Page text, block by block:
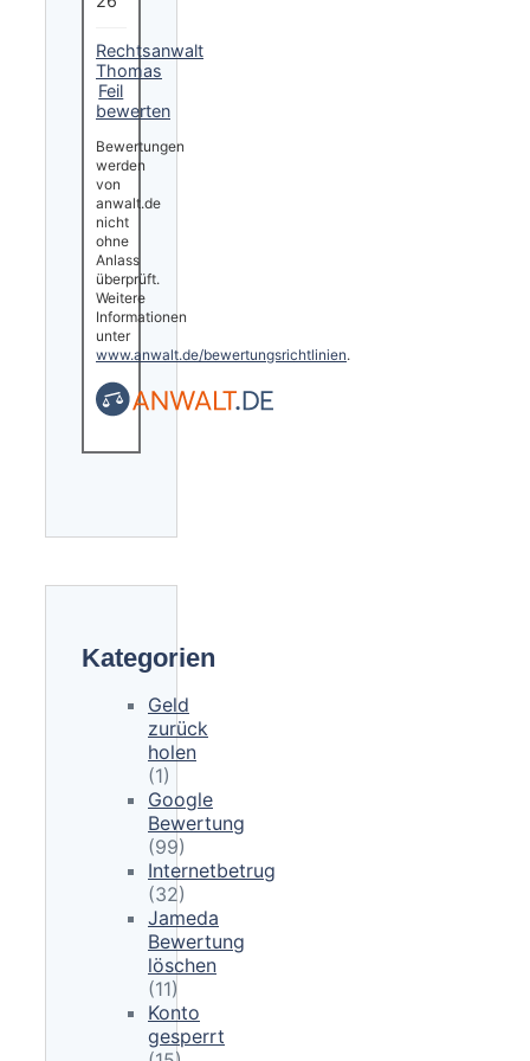
Rechtsanwalt
Thomas
Feil
bewerten
Bewertungen
werden
von
anwalt.de
nicht
ohne
Anlass
überprüft.
Weitere
Informationen
unter
www.anwalt.de/bewertungsrichtlinien.
Kategorien
Geld
zurück
holen
(1)
Google
Bewertung
(99)
Internetbetrug
(32)
Jameda
Bewertung
löschen
(11)
Konto
gesperrt